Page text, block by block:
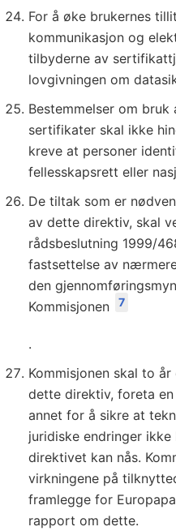
For å øke brukernes
kommunikasjon og
tilbyderne av
lovgivningen om
Bestemmelser om bruk
sertifikater skal ikke
kreve at personer
fellesskapsrett eller
De tiltak som er
av dette direktiv, skal
rådsbeslutning 1999/
fastsettelse av
den
Kommisjonen
7
.
Kommisjonen skal to
dette direktiv, foreta
annet for å sikre at
juridiske endringer ikke
direktivet kan nås.
virkningene på
framlegge for
rapport om dette.